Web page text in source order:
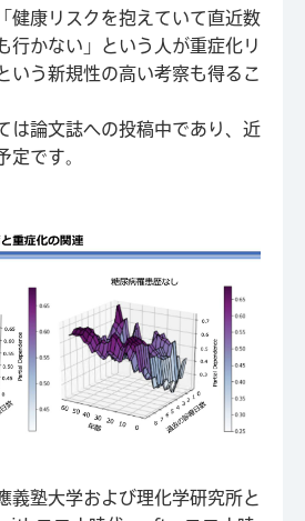
健康リスクを抱えていて直近数
行かない」という人が重症化リ
いう新規性の高い考察も得るこ
は論文誌への投稿中であり、近
定です。
義塾大学および理化学研究所と